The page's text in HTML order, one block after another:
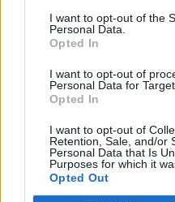
I want to opt-out of the
Personal Data.
Opted In
I want to opt-out of
Personal Data for
Opted In
I want to opt-out of
Retention, Sale, and/or
Personal Data that Is
Purposes for which it
Opted Out
Kötéslisták: BÉT
kötéslistái
MÁR ELŐFIZETŐNK